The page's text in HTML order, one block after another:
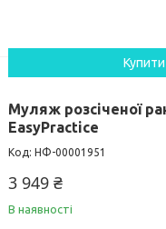
Купити
Муляж розсіченої
EasyPractice
НФ-00001951
3 949 ₴
В наявності